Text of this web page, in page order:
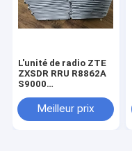
L'unité de radio ZTE
ZXSDR RRU R8862A
S9000
Meilleur prix